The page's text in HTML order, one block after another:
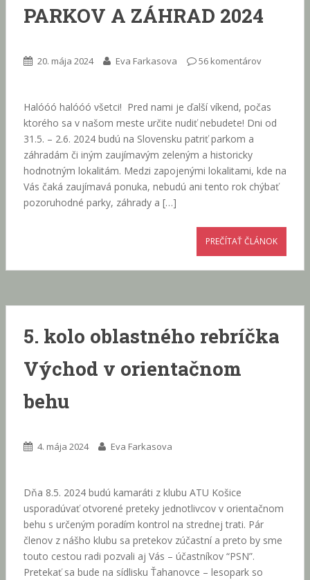
PARKOV A ZÁHRAD 2024
20. mája 2024 Eva Farkasova 56 komentárov
Halóóó halóóó všetci! Pred nami je ďalší víkend, počas
ktorého sa v našom meste určite nudiť nebudete! Dni od
31.5. – 2.6. 2024 budú na Slovensku patriť parkom a
záhradám či iným zaujímavým zeleným a historicky
hodnotným lokalitám. Medzi zapojenými lokalitami, kde na
Vás čaká zaujímavá ponuka, nebudú ani tento rok chýbať
pozoruhodné parky, záhrady a […]
PREČÍTAŤ ČLÁNOK
5. kolo oblastného rebríčka
Východ v orientačnom
behu
4. mája 2024 Eva Farkasova
Dňa 8.5. 2024 budú kamaráti z klubu ATU Košice
usporadúvať otvorené preteky jednotlivcov v orientačnom
behu s určeným poradím kontrol na strednej trati. Pár
členov z nášho klubu sa pretekov zúčastní a preto by sme
touto cestou radi pozvali aj Vás – účastníkov “PSN”.
Pretekať sa bude na sídlisku Ťahanovce – lesopark so